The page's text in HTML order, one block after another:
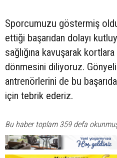
Sporcumuzu göstermiş
ettiği başarıdan dolayı
sağlığına kavuşarak
dönmesini diliyoruz.
antrenörlerini de bu
için tebrik ederiz.
Bu haber toplam 359 defa